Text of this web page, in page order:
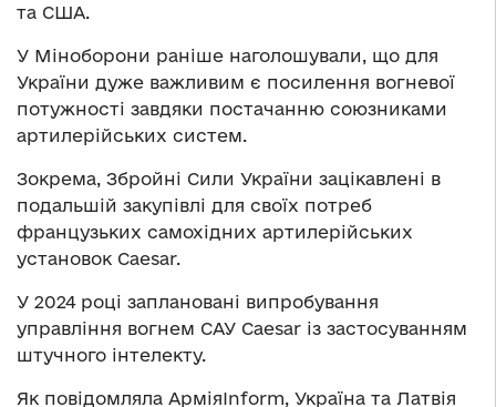
та США.
У Міноборони раніше наголошували, що для
України дуже важливим є посилення вогневої
потужності завдяки постачанню союзниками
артилерійських систем.
Зокрема, Збройні Сили України зацікавлені в
подальшій закупівлі для своїх потреб
французьких самохідних артилерійських
установок Caesar.
У 2024 році заплановані випробування
управління вогнем САУ Caesar із застосуванням
штучного інтелекту.
Як повідомляла АрміяInform, Україна та Латвія